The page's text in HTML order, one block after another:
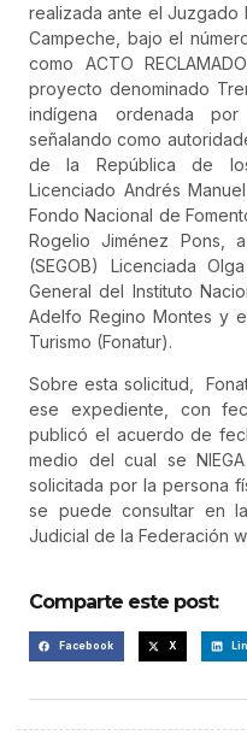
realizada ante el Juzgado
Campeche, bajo el
como ACTO
proyecto denominado
indígena ordenada
señalando como
de la República de los
Licenciado Andrés
Fondo Nacional de
Rogelio Jiménez Pons,
(SEGOB) Licenciada
General del Instituto
Adelfo Regino Montes y
Turismo (Fonatur).
Sobre esta solicitud,
ese expediente, con
publicó el acuerdo de
medio del cual se NIEGA
solicitada por la persona
se puede consultar en
Judicial de la Federación
Comparte este post:
Facebook X